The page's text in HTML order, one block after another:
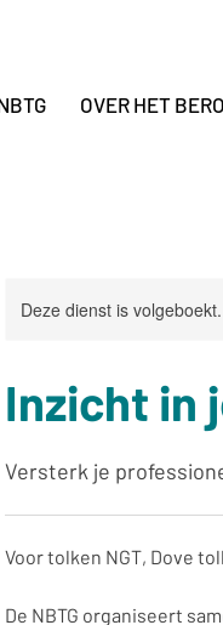
OVER HET
Deze dienst is volgeboekt.
Inzicht in
Versterk je
Voor tolken NGT, Dove
De NBTG organiseert